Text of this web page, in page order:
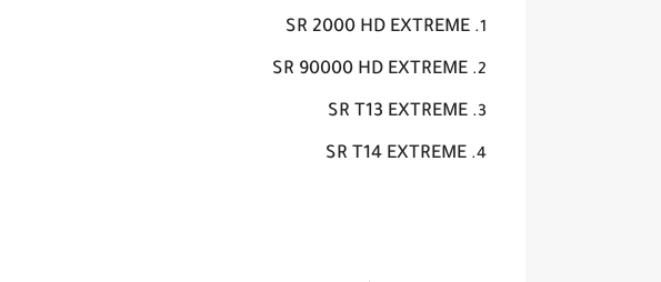
SR 2000 HD EXTREME
SR 90000 HD EXTREME
SR T13 EXTREME
SR T14 EXTREME